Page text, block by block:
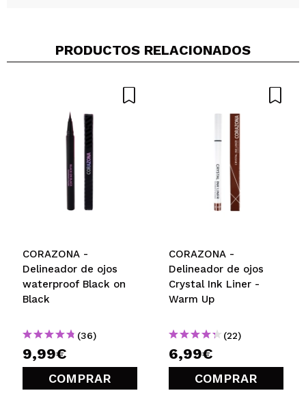
Compartir un vídeo o una foto
¿Recomendarías su compra? Si No
PRODUCTOS RELACIONADOS
CORAZONA -
Delineador de ojos
waterproof Black on
Black
(36)
9,99€
COMPRAR
CORAZONA -
Delineador de ojos
Crystal Ink Liner -
Warm Up
(22)
6,99€
COMPRAR